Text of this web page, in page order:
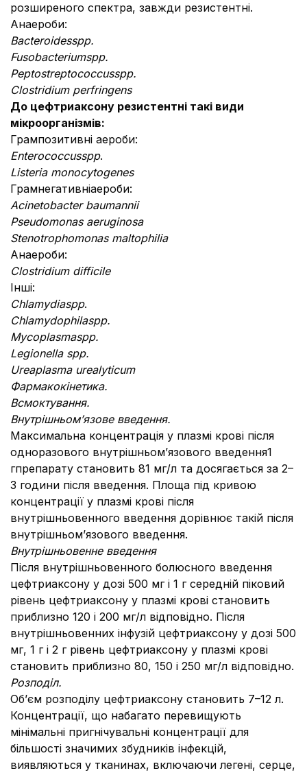
розширеного спектра, завжди резистентні.
Анаероби:
Bacteroidesspp.
Fusobacteriumspp.
Peptostreptococcusspp.
Clostridium perfringens
До цефтриаксону резистентні такі види
мікроорганізмів:
Грампозитивні аероби:
Enterococcusspp.
Listeria monocytogenes
Грамнегативніаероби:
Acinetobacter baumannii
Pseudomonas aeruginosa
Stenotrophomonas maltophilia
Анаероби:
Clostridium difficile
Інші:
Chlamydiaspp.
Chlamydophilaspp.
Mycoplasmaspp.
Legionellaspp.
Ureaplasma urealyticum
Фармакокінетика.
Всмоктування.
Внутрішньом’язове введення.
Максимальна концентрація у плазмі крові після
одноразового внутрішньом’язового введення1
гпрепарату становить 81 мг/л та досягається за 2–
3 години після введення. Площа під кривою
концентрації у плазмі крові після
внутрішньовенного введення дорівнює такій після
внутрішньом’язового введення.
Внутрішньовенне введення
Після внутрішньовенного болюсного введення
цефтриаксону у дозі 500 мг і 1 г середній піковий
рівень цефтриаксону у плазмі крові становить
приблизно 120 і 200 мг/л відповідно. Після
внутрішньовенних інфузій цефтриаксону у дозі 500
мг, 1 г і 2 г рівень цефтриаксону у плазмі крові
становить приблизно 80, 150 і 250 мг/л відповідно.
Розподіл.
Об’єм розподілу цефтриаксону становить 7–12 л.
Концентрації, що набагато перевищують
мінімальні пригнічувальні концентрації для
більшості значимих збудників інфекцій,
виявляються у тканинах, включаючи легені, серце,